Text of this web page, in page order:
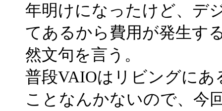
年明けになったけど、デ
てあるから費用が発生す
然文句を言う。
普段VAIOはリビングに
ことなんかないので、今